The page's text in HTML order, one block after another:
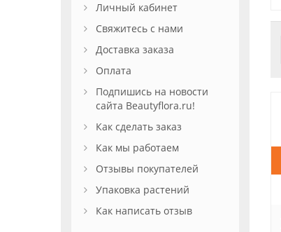
Личный кабинет
Свяжитесь с нами
Доставка заказа
Оплата
Подпишись на новости
сайта Beautyflora.ru!
Как сделать заказ
Как мы работаем
Отзывы покупателей
Упаковка растений
Как написать отзыв